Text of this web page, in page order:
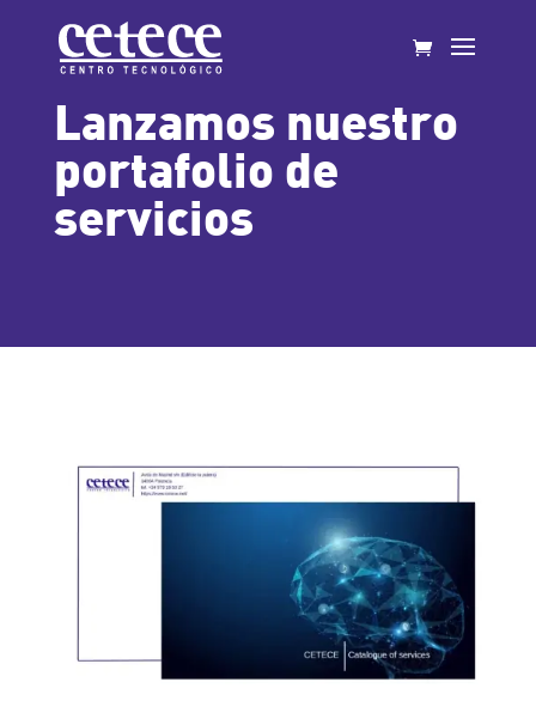
Lanzamos nuestro
portafolio de
servicios